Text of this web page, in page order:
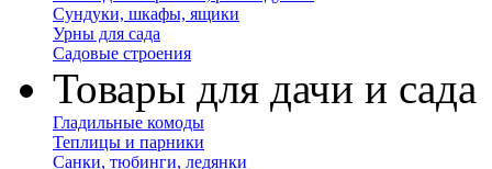
Сундуки, шкафы, ящики
Урны для сада
Садовые строения
Товары для дачи и сада
Гладильные комоды
Теплицы и парники
Санки, тюбинги, ледянки